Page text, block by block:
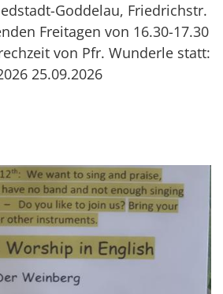
Goddelau, Friedrichstr.
Freitagen von 16.30-17.30
von Pfr. Wunderle statt:
25.09.2026